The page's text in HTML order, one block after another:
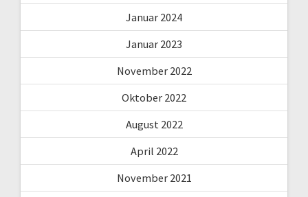
Januar 2024
Januar 2023
November 2022
Oktober 2022
August 2022
April 2022
November 2021